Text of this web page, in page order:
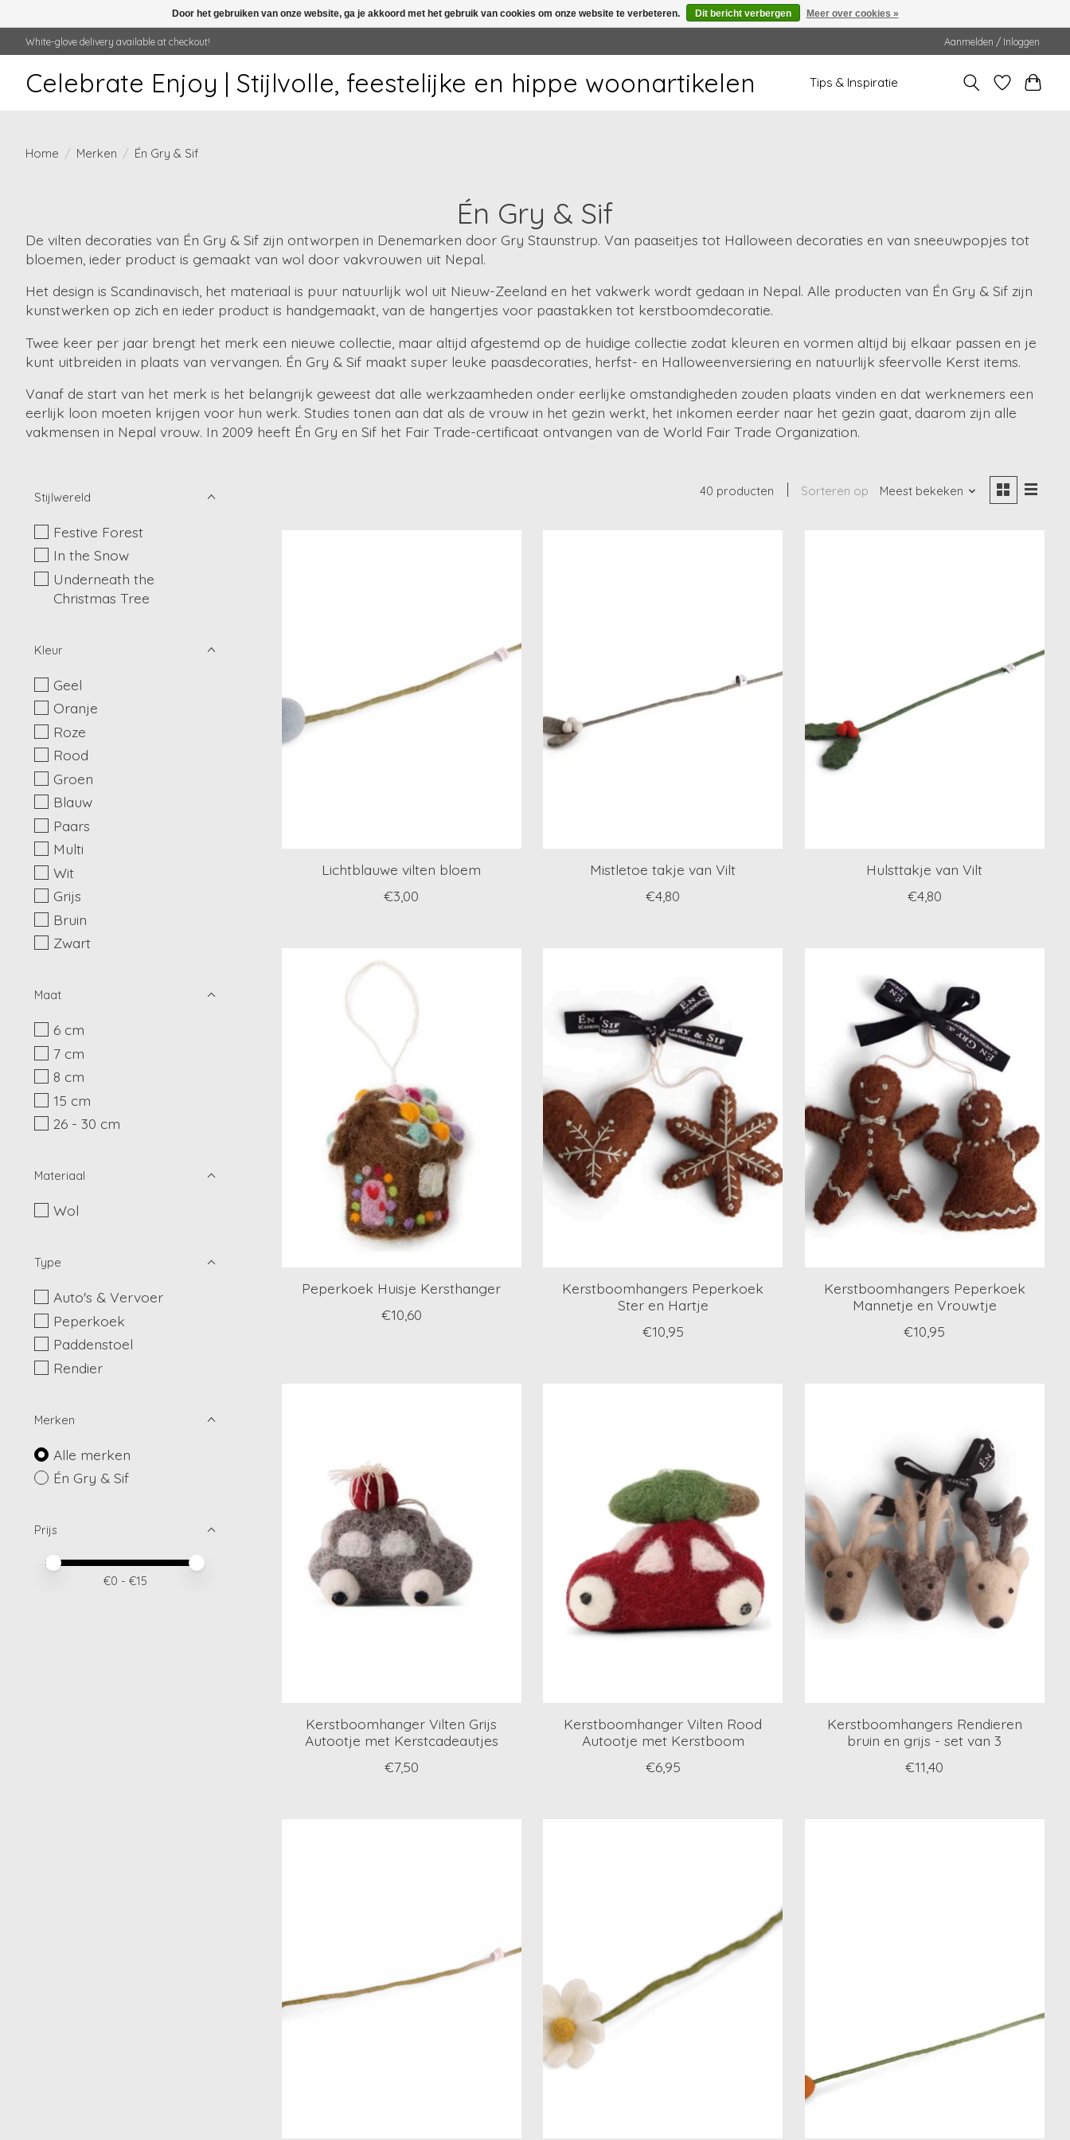
White-glove delivery available at checkout! Aanmelden / Inloggen
Celebrate Enjoy | Stijlvolle, feestelijke en hippe woonartikelen Tips & Inspiratie
Home / Merken / Én Gry & Sif
Én Gry & Sif
De vilten decoraties van Én Gry & Sif zijn ontworpen in Denemarken door Gry Staunstrup. Van paaseitjes tot Halloween decoraties en van sneeuwpopjes tot
bloemen, ieder product is gemaakt van wol door vakvrouwen uit Nepal.
Het design is Scandinavisch, het materiaal is puur natuurlijk wol uit Nieuw-Zeeland en het vakwerk wordt gedaan in Nepal. Alle producten van Én Gry & Sif zijn
kunstwerken op zich en ieder product is handgemaakt, van de hangertjes voor paastakken tot kerstboomdecoratie.
Twee keer per jaar brengt het merk een nieuwe collectie, maar altijd afgestemd op de huidige collectie zodat kleuren en vormen altijd bij elkaar passen en je
kunt uitbreiden in plaats van vervangen. Én Gry & Sif maakt super leuke paasdecoraties, herfst- en Halloweenversiering en natuurlijk sfeervolle Kerst items.
Vanaf de start van het merk is het belangrijk geweest dat alle werkzaamheden onder eerlijke omstandigheden zouden plaats vinden en dat werknemers een
eerlijk loon moeten krijgen voor hun werk. Studies tonen aan dat als de vrouw in het gezin werkt, het inkomen eerder naar het gezin gaat, daarom zijn alle
vakmensen in Nepal vrouw. In 2009 heeft Én Gry en Sif het Fair Trade-certificaat ontvangen van de World Fair Trade Organization.
Stijlwereld
Festive Forest
In the Snow
Underneath the
Christmas Tree
Kleur
Geel
Oranje
Roze
Rood
Groen
Blauw
Paars
Multi
Wit
Grijs
Bruin
Zwart
Maat
6 cm
7 cm
8 cm
15 cm
26 - 30 cm
Materiaal
Wol
Type
Auto's & Vervoer
Peperkoek
Paddenstoel
Rendier
Merken
Alle merken
Én Gry & Sif
Prijs
Minimale prijswaarde
Price maximum value
€0 - €15
40 producten Sorteren op Meest bekeken
Lichtblauwe vilten bloem
€3,00
Mistletoe takje van Vilt
€4,80
Hulsttakje van Vilt
€4,80
Peperkoek Huisje Kersthanger
€10,60
Kerstboomhangers Peperkoek
Ster en Hartje
€10,95
Kerstboomhangers Peperkoek
Mannetje en Vrouwtje
€10,95
Kerstboomhanger Vilten Grijs
Autootje met Kerstcadeautjes
€7,50
Kerstboomhanger Vilten Rood
Autootje met Kerstboom
€6,95
Kerstboomhangers Rendieren
bruin en grijs - set van 3
€11,40
Door het gebruiken van onze website, ga je akkoord met het gebruik van cookies om onze website te verbeteren. Dit bericht verbergen Meer over cookies »